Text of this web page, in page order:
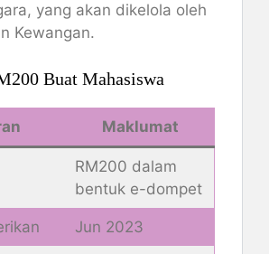
yang akan dikelola oleh
Kewangan​​.
Buat Mahasiswa
Maklumat
RM200 dalam
bentuk e-dompet
Jun 2023